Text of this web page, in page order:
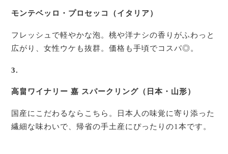
モンテベッロ・プロセッコ（イタリア）
フレッシュで軽やかな泡。桃や洋ナシの香りがふわっと
広がり、女性ウケも抜群。価格も手頃でコスパ◎。
3.
高畠ワイナリー 嘉 スパークリング（日本・山形）
国産にこだわるならこちら。日本人の味覚に寄り添った
繊細な味わいで、帰省の手土産にぴったりの1本です。